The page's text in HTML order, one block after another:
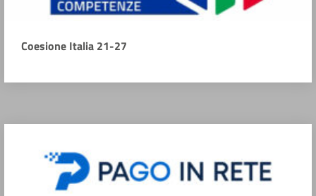
Coesione Italia 21-27